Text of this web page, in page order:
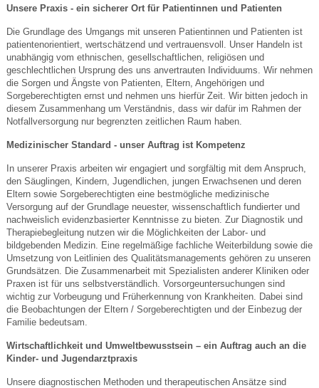
Unsere Praxis - ein sicherer Ort für Patientinnen und Patienten
Die Grundlage des Umgangs mit unseren Patientinnen und Patienten ist
patientenorientiert, wertschätzend und vertrauensvoll. Unser Handeln ist
unabhängig vom ethnischen, gesellschaftlichen, religiösen und
geschlechtlichen Ursprung des uns anvertrauten Individuums. Wir nehmen
die Sorgen und Ängste von Patienten, Eltern, Angehörigen und
Sorgeberechtigten ernst und nehmen uns hierfür Zeit. Wir bitten jedoch in
diesem Zusammenhang um Verständnis, dass wir dafür im Rahmen der
Notfallversorgung nur begrenzten zeitlichen Raum haben.
Medizinischer Standard - unser Auftrag ist Kompetenz
In unserer Praxis arbeiten wir engagiert und sorgfältig mit dem Anspruch,
den Säuglingen, Kindern, Jugendlichen, jungen Erwachsenen und deren
Eltern sowie Sorgeberechtigten eine bestmögliche medizinische
Versorgung auf der Grundlage neuester, wissenschaftlich fundierter und
nachweislich evidenzbasierter Kenntnisse zu bieten. Zur Diagnostik und
Therapiebegleitung nutzen wir die Möglichkeiten der Labor- und
bildgebenden Medizin. Eine regelmäßige fachliche Weiterbildung sowie die
Umsetzung von Leitlinien des Qualitätsmanagements gehören zu unseren
Grundsätzen. Die Zusammenarbeit mit Spezialisten anderer Kliniken oder
Praxen ist für uns selbstverständlich. Vorsorgeuntersuchungen sind
wichtig zur Vorbeugung und Früherkennung von Krankheiten. Dabei sind
die Beobachtungen der Eltern / Sorgeberechtigten und der Einbezug der
Familie bedeutsam.
Wirtschaftlichkeit und Umweltbewusstsein – ein Auftrag auch an die
Kinder- und Jugendarztpraxis
Unsere diagnostischen Methoden und therapeutischen Ansätze sind